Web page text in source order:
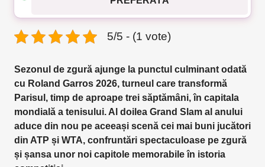
5/5 - (1 vote)
Sezonul de zgură ajunge la punctul culminant odată
cu Roland Garros 2026, turneul care transformă
Parisul, timp de aproape trei săptămâni, în capitala
mondială a tenisului. Al doilea Grand Slam al anului
aduce din nou pe aceeași scenă cei mai buni jucători
din ATP și WTA, confruntări spectaculoase pe zgură
și șansa unor noi capitole memorabile în istoria